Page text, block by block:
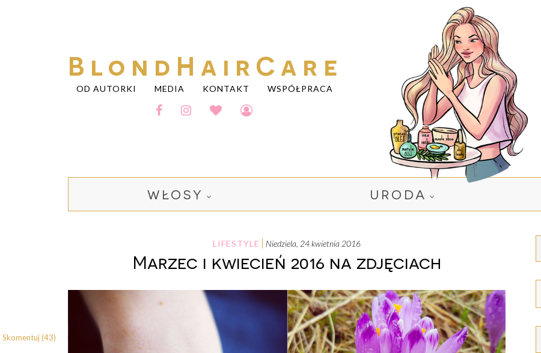
BlondHairCare
OD AUTORKI MEDIA KONTAKT WSPÓŁPRACA
WŁOSY URODA
LIFESTYLE niedziela, 24 kwietnia 2016
Marzec i kwiecień 2016 na zdjęciach
Skomentuj (43)